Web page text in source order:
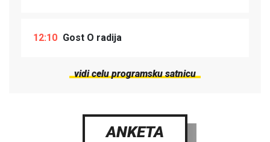
12:10 Gost O radija
vidi celu programsku satnicu
ANKETA